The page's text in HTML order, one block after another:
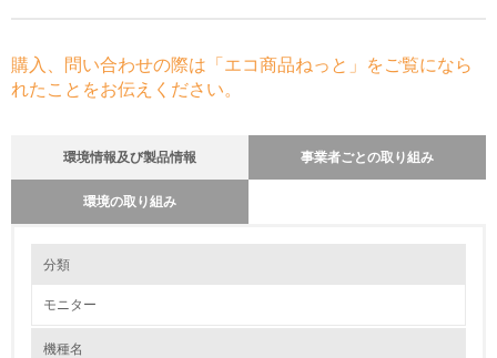
購入、問い合わせの際は「エコ商品ねっと」をご覧になら
れたことをお伝えください。
環境情報及び製品情報 事業者ごとの取り組み
環境の取り組み
1.環境取り組み体制
分類
モニター
機種名